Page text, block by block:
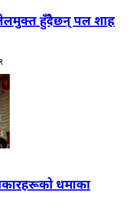
हुँदैछन् पल शाह
धमाका